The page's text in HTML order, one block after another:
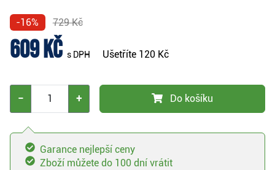
-16% 729 Kč
609 Kč s DPH Ušetříte 120 Kč
− + Do košíku
Garance nejlepší ceny
Zboží můžete do 100 dní vrátit